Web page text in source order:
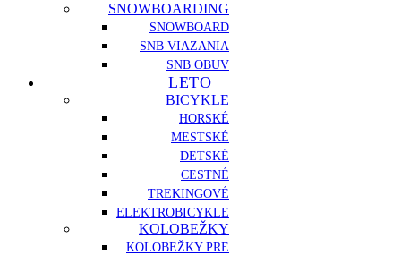
SNOWBOARDING
SNOWBOARD
SNB VIAZANIA
SNB OBUV
LETO
BICYKLE
HORSKÉ
MESTSKÉ
DETSKÉ
CESTNÉ
TREKINGOVÉ
ELEKTROBICYKLE
KOLOBEŽKY
KOLOBEŽKY PRE